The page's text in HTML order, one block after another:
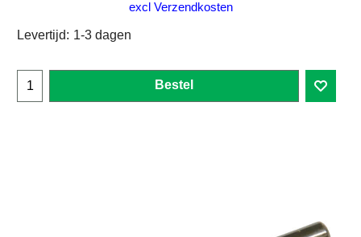
excl Verzendkosten
Levertijd: 1-3 dagen
Bestel